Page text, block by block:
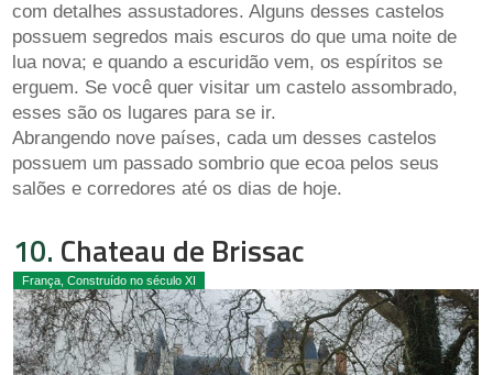
com detalhes assustadores. Alguns desses castelos
possuem segredos mais escuros do que uma noite de
lua nova; e quando a escuridão vem, os espíritos se
erguem. Se você quer visitar um castelo assombrado,
esses são os lugares para se ir.
Abrangendo nove países, cada um desses castelos
possuem um passado sombrio que ecoa pelos seus
salões e corredores até os dias de hoje.
10. Chateau de Brissac
França, Construído no século XI